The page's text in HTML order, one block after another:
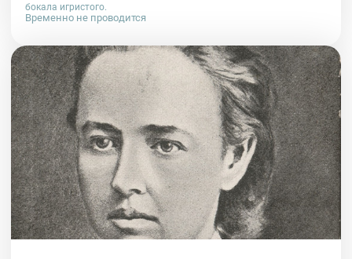
бокала игристого.
Временно не проводится